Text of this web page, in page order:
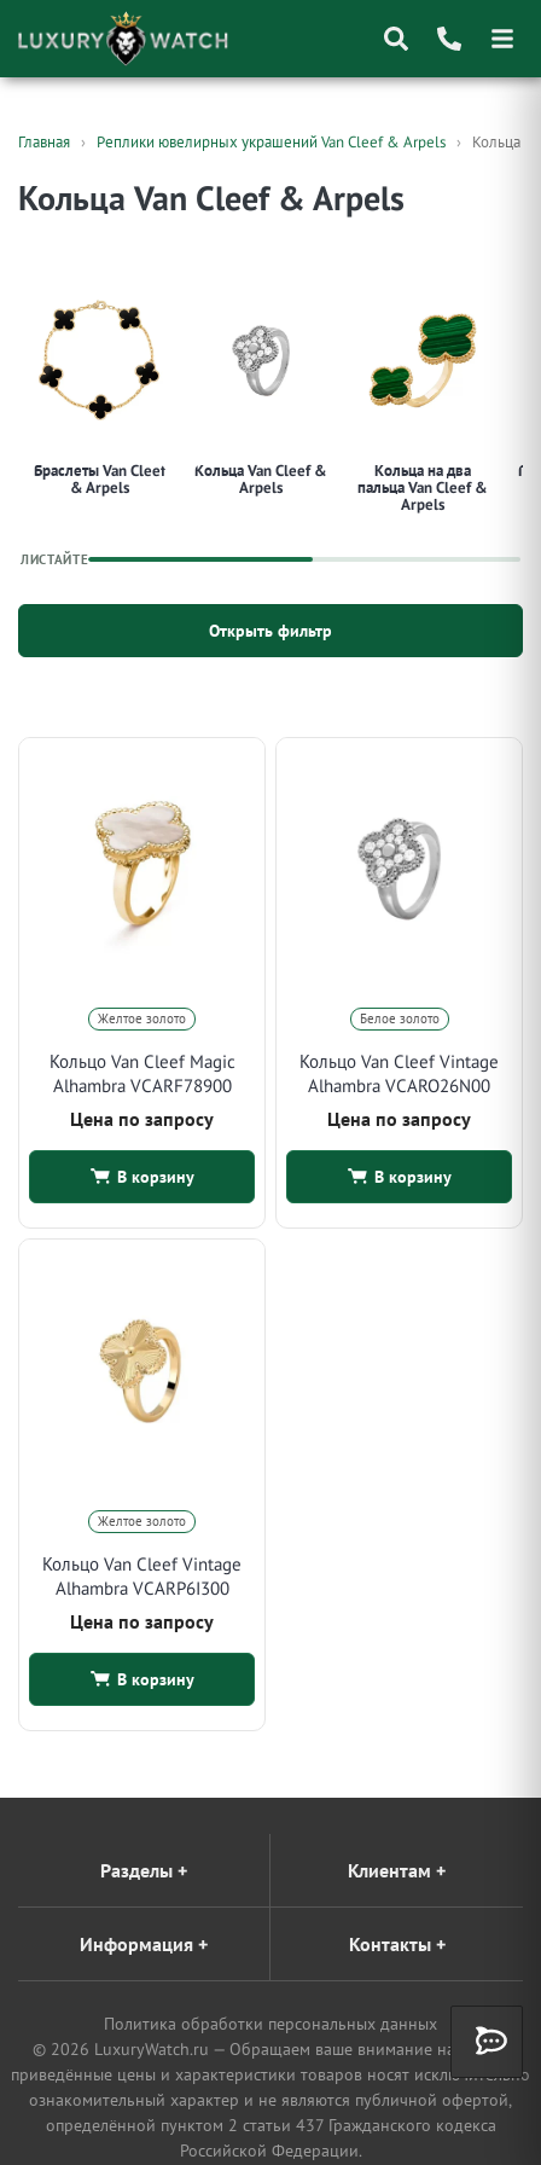
товаров
Главная Реплики ювелирных украшений Van Cleef & Arpels Кольца
Кольца Van Cleef & Arpels
Браслеты Van Cleef
& Arpels
Кольца Van Cleef &
Arpels
Кольца на два
пальца Van Cleef &
Arpels
ЛИСТАЙТЕ
Открыть фильтр
Желтое золото
Кольцо Van Cleef Magic
Alhambra VCARF78900
Цена по запросу
В корзину
Белое золото
Кольцо Van Cleef Vintage
Alhambra VCARO26N00
Цена по запросу
В корзину
Желтое золото
Кольцо Van Cleef Vintage
Alhambra VCARP6I300
Цена по запросу
В корзину
Разделы + Клиентам +
Информация + Контакты+
Политика обработки персональных данных
© 2026 LuxuryWatch.ru — Обращаем ваше внимание на то, что
приведённые цены и характеристики товаров носят исключительно
ознакомительный характер и не являются публичной офертой,
определённой пунктом 2 статьи 437 Гражданского кодекса
Российской Федерации.